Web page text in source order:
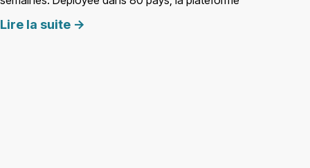
Lire la suite ->